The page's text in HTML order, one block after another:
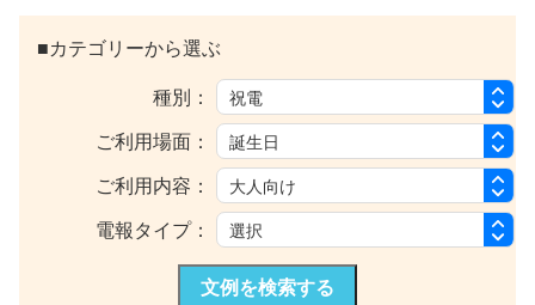
■カテゴリーから選ぶ
種別：
ご利用場面：
ご利用内容：
電報タイプ：
文例を検索する